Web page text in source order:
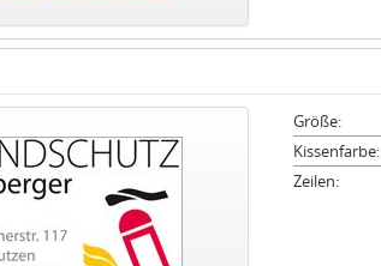
Größe:
Kissenfarbe:
Zeilen: